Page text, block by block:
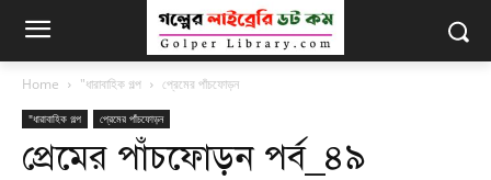
Home "ধারাবাহিক গল্প প্রেমের পাঁচফোড়ন
"ধারাবাহিক গল্প প্রেমের পাঁচফোড়ন
প্রেমের পাঁচফোড়ন পর্ব_৪৯